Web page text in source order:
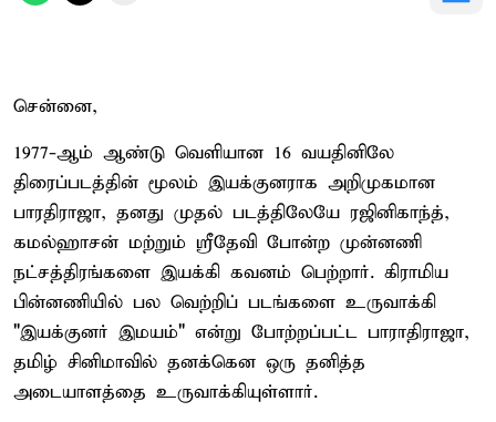
சென்னை,
1977-ஆம் ஆண்டு வெளியான 16 வயதினிலே
திரைப்படத்தின் மூலம் இயக்குனராக அறிமுகமான
பாரதிராஜா, தனது முதல் படத்திலேயே ரஜினிகாந்த்,
கமல்ஹாசன் மற்றும் ஸ்ரீதேவி போன்ற முன்னணி
நட்சத்திரங்களை இயக்கி கவனம் பெற்றார். கிராமிய
பின்னணியில் பல வெற்றிப் படங்களை உருவாக்கி
"இயக்குனர் இமயம்" என்று போற்றப்பட்ட பாராதிராஜா,
தமிழ் சினிமாவில் தனக்கென ஒரு தனித்த
அடையாளத்தை உருவாக்கியுள்ளார்.